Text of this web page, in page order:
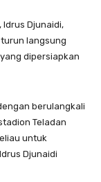
Idrus Djunaidi,
langsung
dipersiapkan
berulangkali
Teladan
untuk
Djunaidi